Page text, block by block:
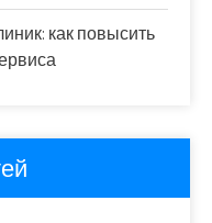
как повысить